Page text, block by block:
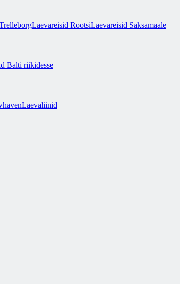
Laevareisid RootsiLaevareisid Saksamaale
Balti riikidesse
Laevaliinid